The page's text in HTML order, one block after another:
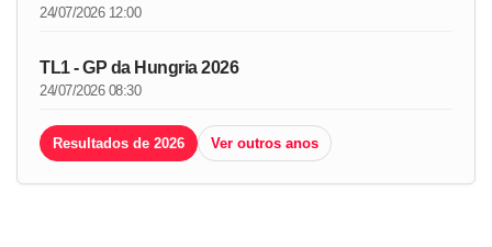
24/07/2026 12:00
TL1 - GP da Hungria 2026
24/07/2026 08:30
Resultados de 2026 Ver outros anos